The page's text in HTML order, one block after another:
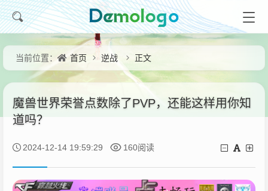
当前位置： 首页 逆战 正文
魔兽世界荣誉点数除了PVP，还能这样用你知
道吗？
2024-12-14 19:59:29 160阅读